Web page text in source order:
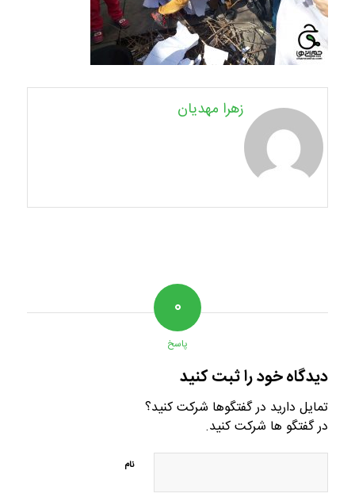
زهرا مهدیان
۰
پاسخ
دیدگاه خود را ثبت کنید
تمایل دارید در گفتگوها شرکت کنید؟
در گفتگو ها شرکت کنید.
نام